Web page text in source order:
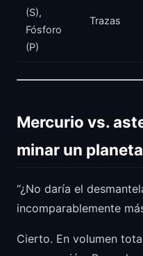
(S),
Fósforo
(P)
Trazas
Mercurio vs.
minar un
“¿No daría el
incomparablemente
Cierto. En volumen